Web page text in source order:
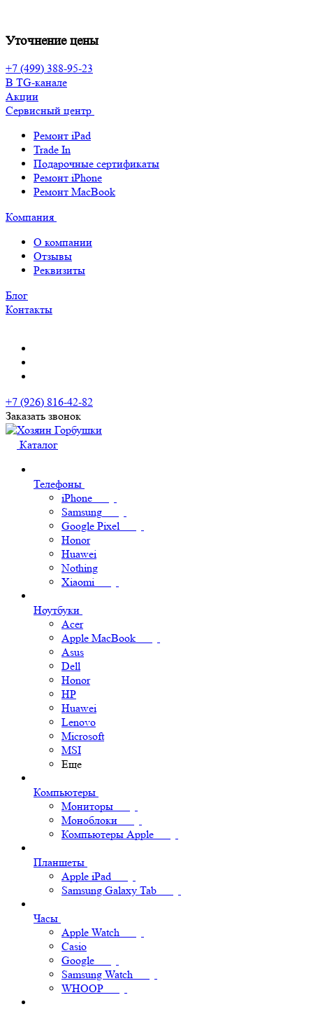
Уточнение цены
+7 (499) 388-95-23
В TG-канале
Акции
Сервисный центр
Ремонт iPad
Trade In
Подарочные сертификаты
Ремонт iPhone
Ремонт MacBook
Компания
О компании
Отзывы
Реквизиты
Блог
Контакты
+7 (926) 816-42-82
Заказать звонок
Каталог
Телефоны
iPhone
Samsung
Google Pixel
Honor
Huawei
Nothing
Xiaomi
Ноутбуки
Acer
Apple MacBook
Asus
Dell
Honor
HP
Huawei
Lenovo
Microsoft
MSI
Еще
Компьютеры
Мониторы
Моноблоки
Компьютеры Apple
Планшеты
Apple iPad
Samsung Galaxy Tab
Часы
Apple Watch
Casio
Google
Samsung Watch
WHOOP